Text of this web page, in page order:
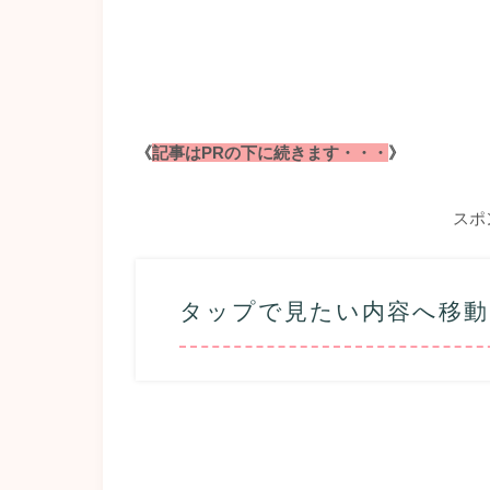
《記事はPRの下に続きます・・・ 》
ス
タップで見たい内容へ移動